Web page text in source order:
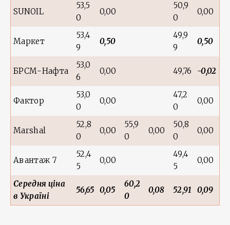
SUNOIL
53,5
0
0,00
50,9
0
0,00
Маркет
53,4
9
0,50
49,9
9
0,50
БРСМ-Нафта
53,0
6
0,00 49,76 -0,02
Фактор
53,0
0
0,00
47,2
0
0,00
Marshal
52,8
0
0,00
55,9
0
0,00
50,8
0
0,00
Авантаж 7
52,4
5
0,00
49,4
5
0,00
Середня ціна
в Україні
56,65 0,05
60,2
0
0,08 52,91 0,09